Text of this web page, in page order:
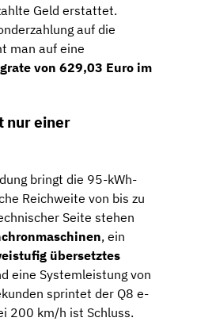
Geld erstattet.
auf die
man auf eine
von 629,03 Euro im
nur einer
bringt die 95-kWh-
Reichweite von bis zu
Seite stehen
, ein
übersetztes
eine Systemleistung von
sprintet der Q8 e-
200 km/h ist Schluss.